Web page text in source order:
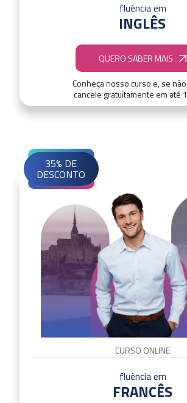
fluência em
INGLÊS
QUERO SABER MAIS
Conheça nosso curso e, se
cancele gratuitamente em até
CURSO ONLINE
fluência em
FRANCÊS
35% DE
DESCONTO